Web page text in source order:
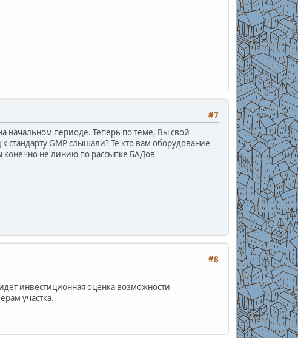
#7
начальном периоде. Теперь по теме, Вы свой
стандарту GMP слышали? Те кто вам оборудование
конечно не линию по рассыпке БАДов
#8
инвестиционная оценка возможности
участка.